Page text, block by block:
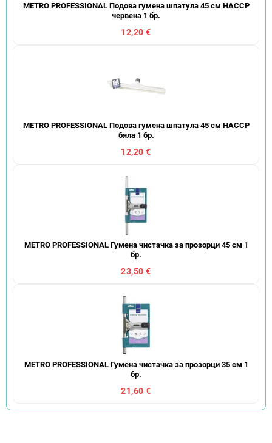
METRO PROFESSIONAL Подова гумена шпатула 45 см HACCP
червена 1 бр.
12,20 €
METRO PROFESSIONAL Подова гумена шпатула 45 см HACCP
бяла 1 бр.
12,20 €
METRO PROFESSIONAL Гумена чистачка за прозорци 45 см 1
бр.
23,50 €
METRO PROFESSIONAL Гумена чистачка за прозорци 35 см 1
бр.
21,60 €